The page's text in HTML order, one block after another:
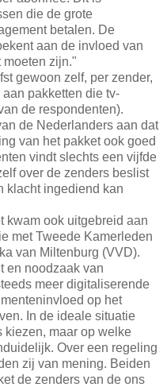
die de grote
betalen. De
aan de invloed van
moeten zijn."
gewoon zelf, per zender,
pakketten die tv-
de respondenten).
de Nederlanders aan dat
van het pakket ook goed
vindt slechts een vijfde
over de zenders beslist
klacht ingediend kan
kwam ook uitgebreid aan
met Tweede Kamerleden
van Miltenburg (VVD).
en noodzaak van
meer digitaliserende
op het
In de ideale situatie
kiezen, maar op welke
Over een regeling
zij van mening. Beiden
de zenders van de ons